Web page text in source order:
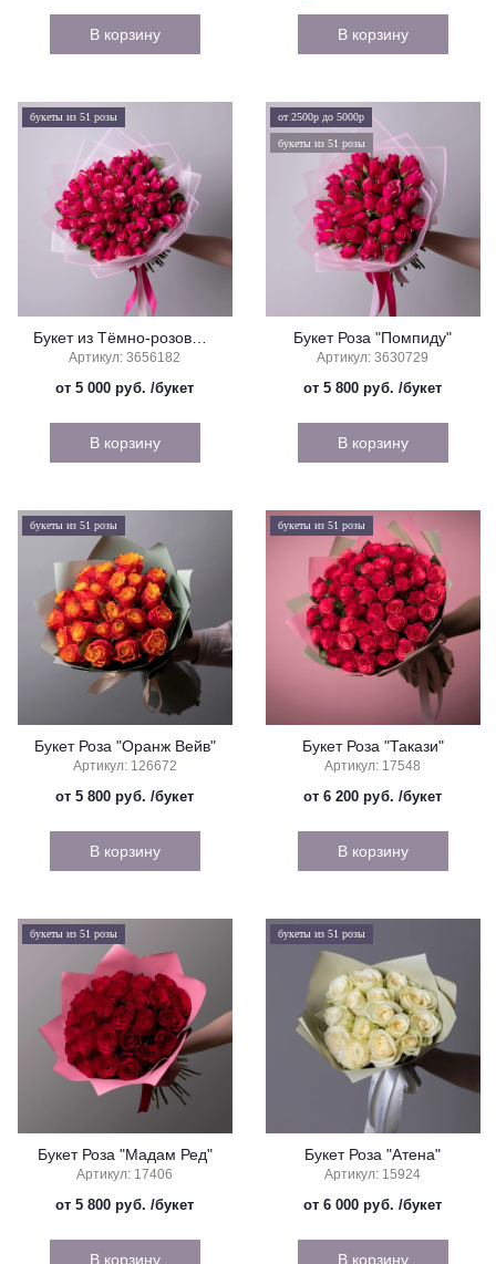
В корзину В корзину
букеты из 51 розы
Артикул: 3656182
от 5 000 руб. /букет
В корзину
от 2500р до 5000р
букеты из 51 розы
Букет Роза "Помпиду"
Артикул: 3630729
от 5 800 руб. /букет
В корзину
букеты из 51 розы
Букет Роза "Оранж Вейв"
Артикул: 126672
от 5 800 руб. /букет
В корзину
букеты из 51 розы
Букет Роза "Такази"
Артикул: 17548
от 6 200 руб. /букет
В корзину
букеты из 51 розы
Букет Роза "Мадам Ред"
Артикул: 17406
от 5 800 руб. /букет
В корзину
букеты из 51 розы
Букет Роза "Атена"
Артикул: 15924
от 6 000 руб. /букет
В корзину